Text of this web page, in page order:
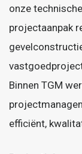
onze
projectaanpak
Binnen TGM
efficiënt,